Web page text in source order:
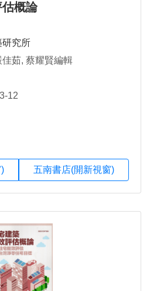
概論
研究所
茹, 蔡耀賢編輯
12
五南書店(開新視窗)